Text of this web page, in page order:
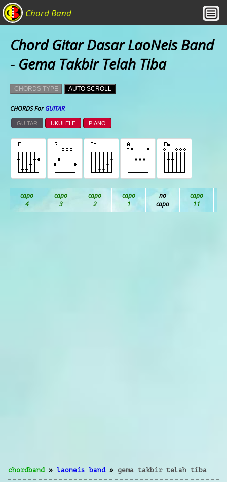
Chord Band
Chord Gitar Dasar LaoNeis Band
- Gema Takbir Telah Tiba
CHORDS TYPE AUTO SCROLL
CHORDS ForGUITAR
GUITAR UKULELE PIANO
chordband» laoneis band» gema takbir telah tiba